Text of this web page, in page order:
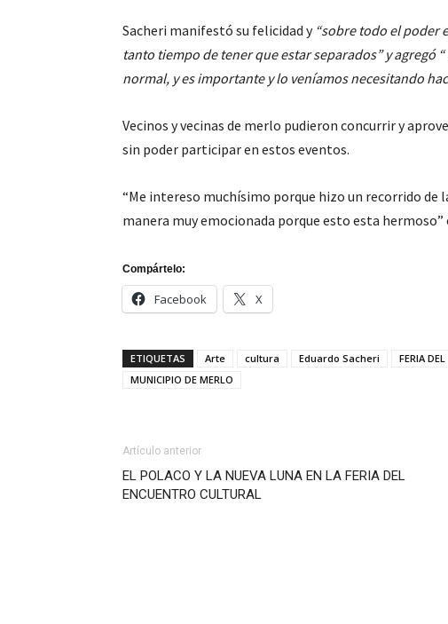
Sacheri manifestó su felicidad y “sobre todo el poder
tanto tiempo de tener que estar separados” y agregó
normal, y es importante y lo veníamos necesitando
Vecinos y vecinas de merlo pudieron concurrir y
sin poder participar en estos eventos.
“Me intereso muchísimo porque hizo un recorrido de
manera muy emocionada porque esto esta
Compártelo:
Facebook X
ETIQUETAS Arte cultura Eduardo Sacheri FERIA
MUNICIPIO DE MERLO
Artículo anterior
EL POLACO Y LA NUEVA LUNA EN LA FERIA DEL
ENCUENTRO CULTURAL